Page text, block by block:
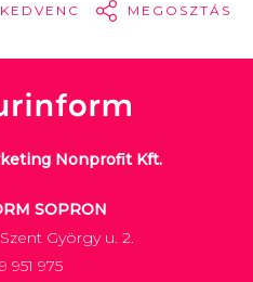
KEDVENC MEGOSZTÁS
Nonprofit Kft.
SOPRON
György u. 2.
951 975